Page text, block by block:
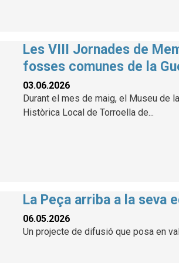
Les VIII Jornades de
fosses comunes de la
03.06.2026
Durant el mes de maig, el Museu de
Històrica Local de Torroella de...
La Peça arriba a la seva
06.05.2026
Un projecte de difusió que posa en